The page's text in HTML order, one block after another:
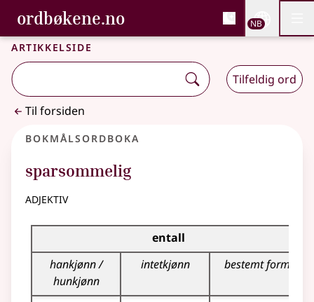
Gå til hovedinnhold
Tilgjengelighet
ordbøkene.no, Bokmålsordboka og
Bokmålsordboka og Nynorskordboka
NB
Artikkelside
Tilfeldig ord
Til forsiden
Bokmålsordboka
sparsommelig
adjektiv
Bøyingstabell for dette adjektivet
entall
hankjønn /
hunkjønn
intetkjønn bestemt form